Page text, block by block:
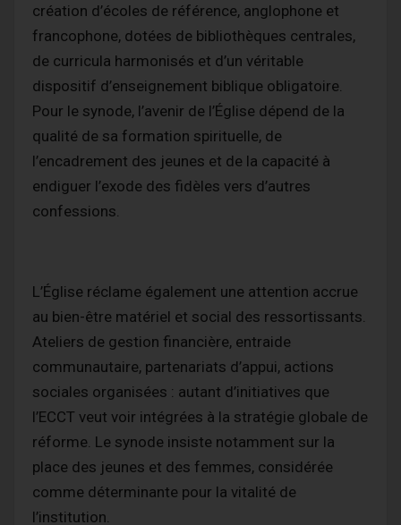
création d’écoles de référence, anglophone et
francophone, dotées de bibliothèques centrales,
de curricula harmonisés et d’un véritable
dispositif d’enseignement biblique obligatoire.
Pour le synode, l’avenir de l’Église dépend de la
qualité de sa formation spirituelle, de
l’encadrement des jeunes et de la capacité à
endiguer l’exode des fidèles vers d’autres
confessions.
L’Église réclame également une attention accrue
au bien-être matériel et social des ressortissants.
Ateliers de gestion financière, entraide
communautaire, partenariats d’appui, actions
sociales organisées : autant d’initiatives que
l’ECCT veut voir intégrées à la stratégie globale de
réforme. Le synode insiste notamment sur la
place des jeunes et des femmes, considérée
comme déterminante pour la vitalité de
l’institution.